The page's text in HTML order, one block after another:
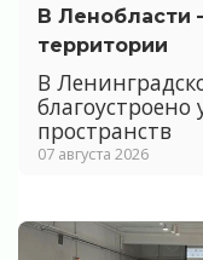
В Ленобласти
территории
В
пространств
07 августа 2026